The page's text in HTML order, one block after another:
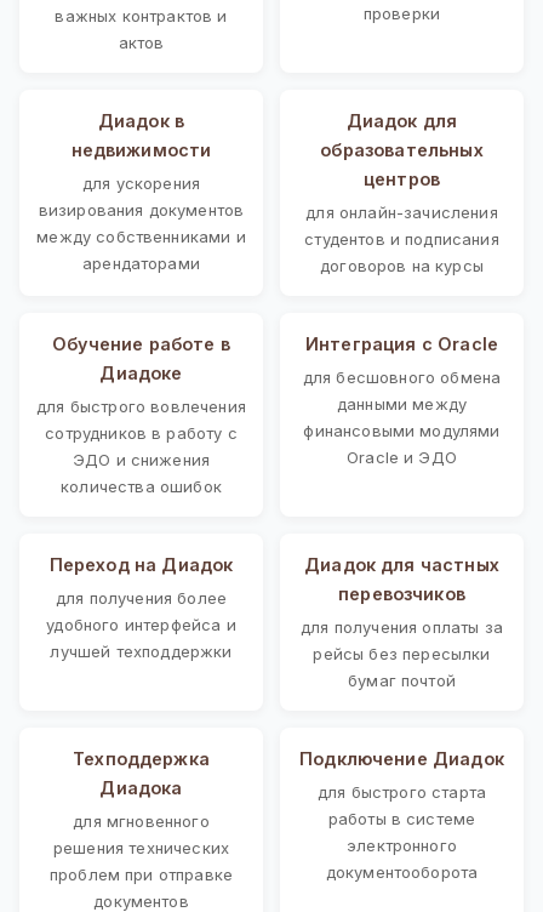
важных контрактов и
актов
проверки
Диадок в
недвижимости
для ускорения
визирования документов
между собственниками и
арендаторами
Диадок для
образовательных
центров
для онлайн-зачисления
студентов и подписания
договоров на курсы
Обучение работе в
Диадоке
для быстрого вовлечения
сотрудников в работу с
ЭДО и снижения
количества ошибок
Интеграция с Oracle
для бесшовного обмена
данными между
финансовыми модулями
Oracle и ЭДО
Переход на Диадок
для получения более
удобного интерфейса и
лучшей техподдержки
Диадок для частных
перевозчиков
для получения оплаты за
рейсы без пересылки
бумаг почтой
Техподдержка
Диадока
для мгновенного
решения технических
проблем при отправке
документов
Подключение Диадок
для быстрого старта
работы в системе
электронного
документооборота